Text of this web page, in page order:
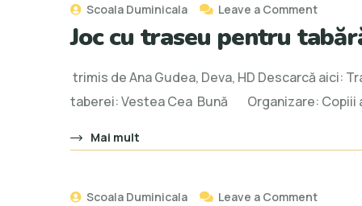
Scoala Duminicala Leave a Commenton
Joc
traseu
pentru
în
Joc cu traseu pentru
trimis de Ana Gudea, Deva, HD Descarcă
taberei: Vestea Cea Bună Organizare: Copiii
Mai mult
Scoala Duminicala Leave a Commenton